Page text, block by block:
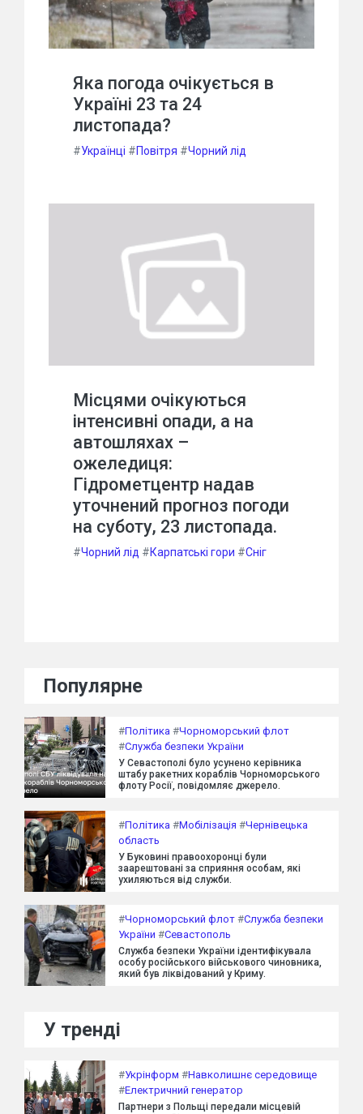
Яка погода очікується в
Україні 23 та 24
листопада?
#Українці #Повітря #Чорний лід
Місцями очікуються
інтенсивні опади, а на
автошляхах –
ожеледиця:
Гідрометцентр надав
уточнений прогноз погоди
на суботу, 23 листопада.
#Чорний лід #Карпатські гори #Сніг
Популярне
#Політика #Чорноморський флот
#Служба безпеки України
У Севастополі було усунено керівника
штабу ракетних кораблів Чорноморського
флоту Росії, повідомляє джерело.
#Політика #Мобілізація #Чернівецька
область
У Буковині правоохоронці були
заарештовані за сприяння особам, які
ухиляються від служби.
#Чорноморський флот #Служба безпеки
України #Севастополь
Служба безпеки України ідентифікувала
особу російського військового чиновника,
який був ліквідований у Криму.
У тренді
#Укрінформ #Навколишнє середовище
#Електричний генератор
Партнери з Польщі передали місцевій